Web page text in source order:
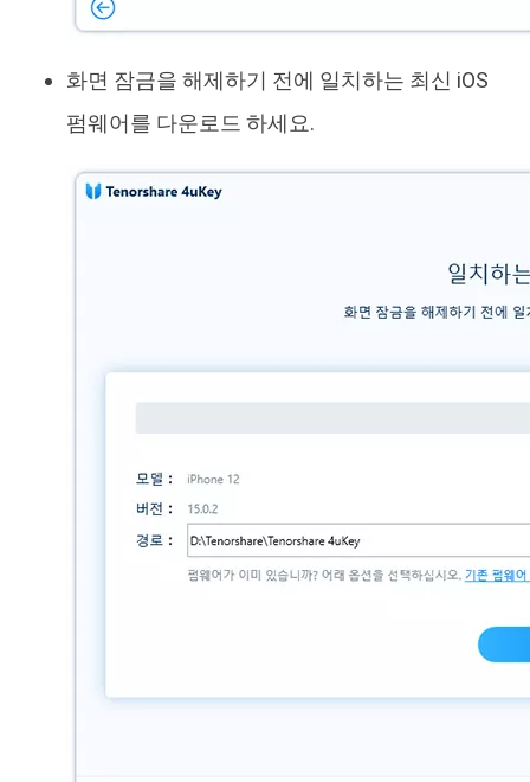
화면 잠금을 해제하기 전에 일치하는 최신 iOS
펌웨어를 다운로드 하세요.